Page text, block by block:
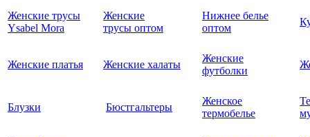
Женские трусы
Ysabel Mora
Женские
трусы оптом
Нижнее белье
оптом
Женские платья Женские халаты
Женские
футболки
Блузки Бюстгальтеры
Женское
термобелье